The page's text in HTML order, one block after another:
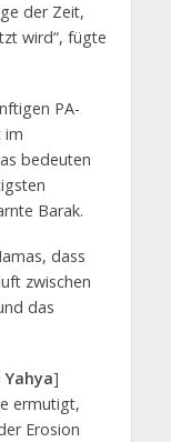
der Zeit,
wird“, fügte
PA-
im
bedeuten
Barak.
dass
zwischen
das
Yahya]
ermutigt,
Erosion